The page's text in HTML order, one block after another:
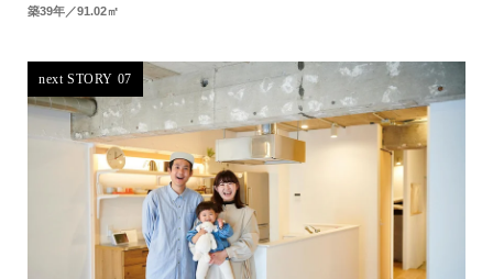
築39年／91.02㎡
next STORY 07